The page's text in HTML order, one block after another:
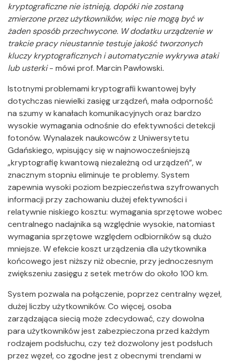
kryptograficzne nie istnieją, dopóki nie zostaną
zmierzone przez użytkowników, więc nie mogą być w
żaden sposób przechwycone. W dodatku urządzenie w
trakcie pracy nieustannie testuje jakość tworzonych
kluczy kryptograficznych i automatycznie wykrywa ataki
lub usterki- mówi prof. Marcin Pawłowski.
Istotnymi problemami kryptografii kwantowej były
dotychczas niewielki zasięg urządzeń, mała odporność
na szumy w kanałach komunikacyjnych oraz bardzo
wysokie wymagania odnośnie do efektywności detekcji
fotonów. Wynalazek naukowców z Uniwersytetu
Gdańskiego, wpisujący się w najnowocześniejszą
„kryptografię kwantową niezależną od urządzeń”, w
znacznym stopniu eliminuje te problemy. System
zapewnia wysoki poziom bezpieczeństwa szyfrowanych
informacji przy zachowaniu dużej efektywności i
relatywnie niskiego kosztu: wymagania sprzętowe wobec
centralnego nadajnika są względnie wysokie, natomiast
wymagania sprzętowe względem odbiorników są dużo
mniejsze. W efekcie koszt urządzenia dla użytkownika
końcowego jest niższy niż obecnie, przy jednoczesnym
zwiększeniu zasięgu z setek metrów do około 100 km.
System pozwala na połączenie, poprzez centralny węzeł,
dużej liczby użytkowników. Co więcej, osoba
zarządzająca siecią może zdecydować, czy dowolna
para użytkowników jest zabezpieczona przed każdym
rodzajem podsłuchu, czy też dozwolony jest podsłuch
przez węzeł, co zgodne jest z obecnymi trendami w